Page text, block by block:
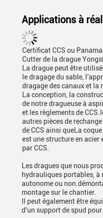
Applications à
Certificat CCS ou
Cutter de la drague
La drague peut être
le dragage du sable,
dragage des canaux et la
La conception, la
de notre dragueuse à
et les règlements de
autres pièces de
de CCS ainsi queLa
est une structure en acier
par CCS.
Les dragues que nous
hydrauliques portables, à
autonome ou
montage sur le chantier.
Il peut également être
d'un support de spud